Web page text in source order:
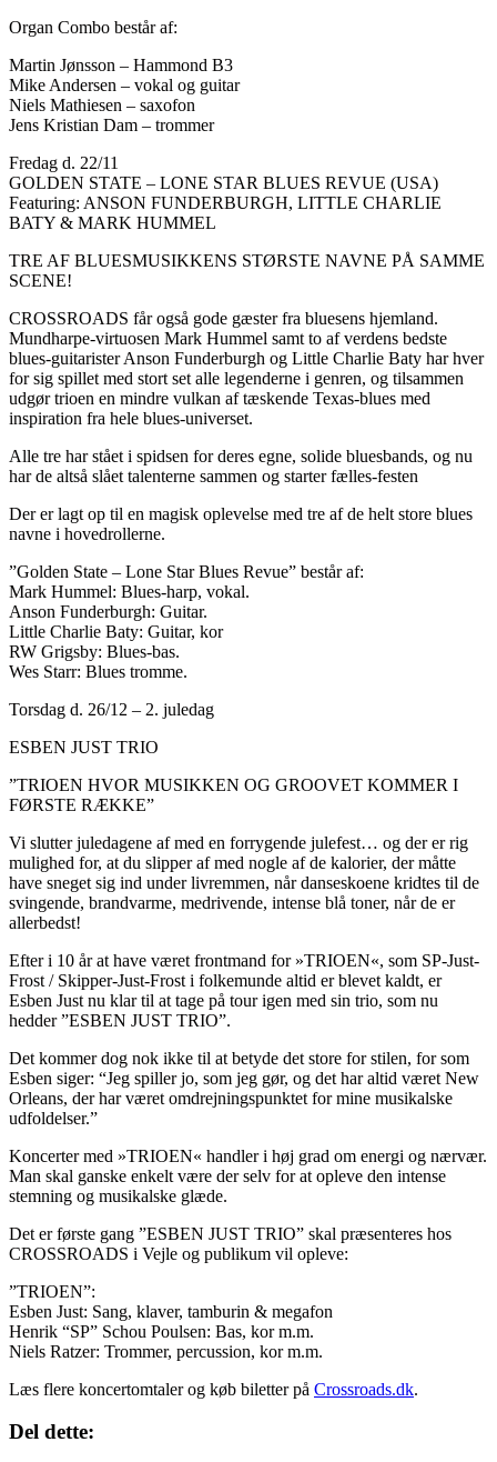
Organ Combo består af:
Martin Jønsson – Hammond B3
Mike Andersen – vokal og guitar
Niels Mathiesen – saxofon
Jens Kristian Dam – trommer
Fredag d. 22/11
GOLDEN STATE – LONE STAR BLUES REVUE (USA)
Featuring: ANSON FUNDERBURGH, LITTLE CHARLIE
BATY & MARK HUMMEL
TRE AF BLUESMUSIKKENS STØRSTE NAVNE PÅ SAMME
SCENE!
CROSSROADS får også gode gæster fra bluesens hjemland.
Mundharpe-virtuosen Mark Hummel samt to af verdens bedste
blues-guitarister Anson Funderburgh og Little Charlie Baty har hver
for sig spillet med stort set alle legenderne i genren, og tilsammen
udgør trioen en mindre vulkan af tæskende Texas-blues med
inspiration fra hele blues-universet.
Alle tre har stået i spidsen for deres egne, solide bluesbands, og nu
har de altså slået talenterne sammen og starter fælles-festen
Der er lagt op til en magisk oplevelse med tre af de helt store blues
navne i hovedrollerne.
”Golden State – Lone Star Blues Revue” består af:
Mark Hummel: Blues-harp, vokal.
Anson Funderburgh: Guitar.
Little Charlie Baty: Guitar, kor
RW Grigsby: Blues-bas.
Wes Starr: Blues tromme.
Torsdag d. 26/12 – 2. juledag
ESBEN JUST TRIO
”TRIOEN HVOR MUSIKKEN OG GROOVET KOMMER I
FØRSTE RÆKKE”
Vi slutter juledagene af med en forrygende julefest… og der er rig
mulighed for, at du slipper af med nogle af de kalorier, der måtte
have sneget sig ind under livremmen, når danseskoene kridtes til de
svingende, brandvarme, medrivende, intense blå toner, når de er
allerbedst!
Efter i 10 år at have været frontmand for »TRIOEN«, som SP-Just-
Frost / Skipper-Just-Frost i folkemunde altid er blevet kaldt, er
Esben Just nu klar til at tage på tour igen med sin trio, som nu
hedder ”ESBEN JUST TRIO”.
Det kommer dog nok ikke til at betyde det store for stilen, for som
Esben siger: “Jeg spiller jo, som jeg gør, og det har altid været New
Orleans, der har været omdrejningspunktet for mine musikalske
udfoldelser.”
Koncerter med »TRIOEN« handler i høj grad om energi og nærvær.
Man skal ganske enkelt være der selv for at opleve den intense
stemning og musikalske glæde.
Det er første gang ”ESBEN JUST TRIO” skal præsenteres hos
CROSSROADS i Vejle og publikum vil opleve:
”TRIOEN”:
Esben Just: Sang, klaver, tamburin & megafon
Henrik “SP” Schou Poulsen: Bas, kor m.m.
Niels Ratzer: Trommer, percussion, kor m.m.
Læs flere koncertomtaler og køb biletter på Crossroads.dk.
Del dette: